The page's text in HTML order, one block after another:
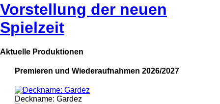
Vorstellung der neuen
Spielzeit
Aktuelle Produktionen
Premieren und Wiederaufnahmen 2026/2027
Deckname: Gardez